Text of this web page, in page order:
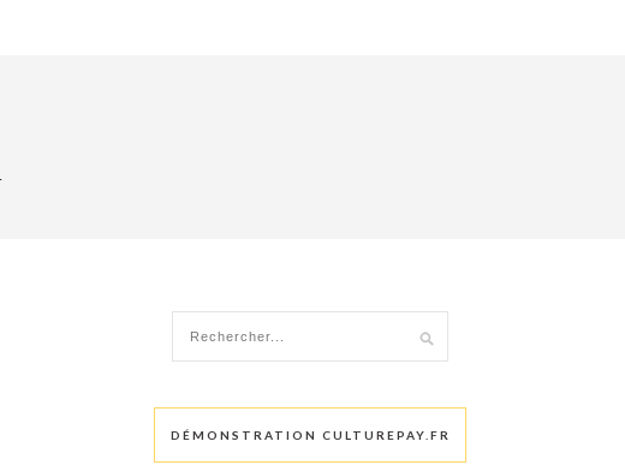
DÉMONSTRATION CULTUREPAY.FR